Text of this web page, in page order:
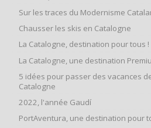
Sur les traces du Modernisme
Chausser les skis en Catalogne
La Catalogne, destination pour tous !
La Catalogne, une destination
5 idées pour passer des vacances
Catalogne
2022, l'année Gaudí
PortAventura, une destination pour